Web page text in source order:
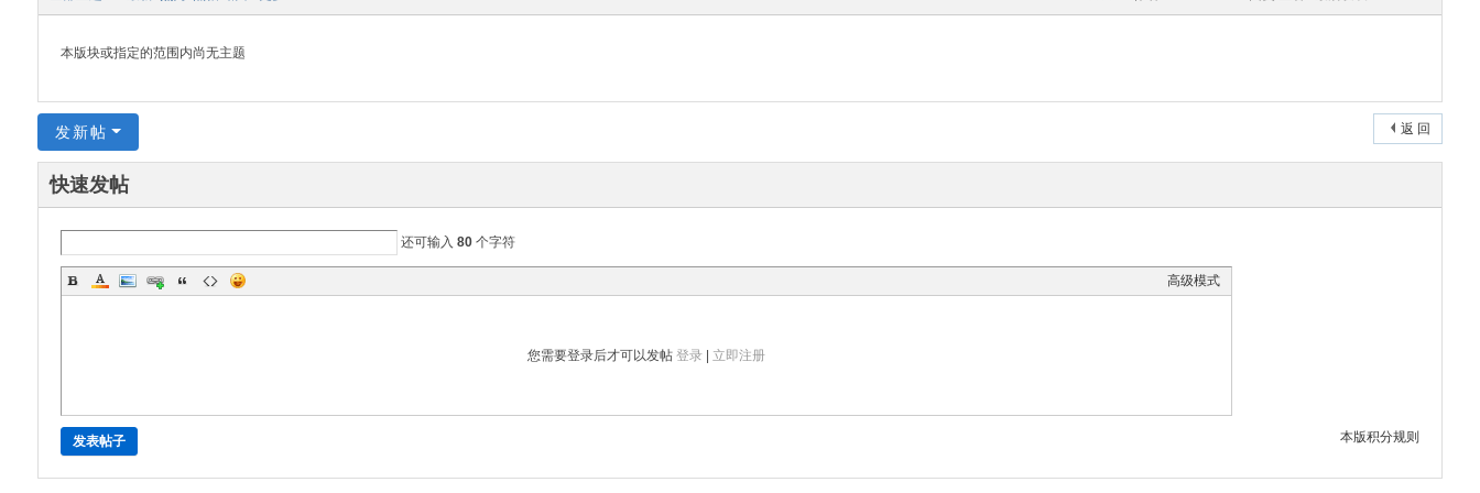
本版块或指定的范围内尚无主题
返 回
发新帖
快速发帖
还可输入 80个字符
高级模式
您需要登录后才可以发帖 登录| 立即注册
本版积分规则
发表帖子